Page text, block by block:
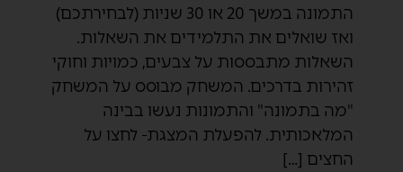
התמונה במשך 20 או 30 שניות (לבחירתכם)
ואז שואלים את התלמידים את השאלות.
השאלות מתבססות על צבעים, כמויות וחוקי
זהירות בדרכים. המשחק מבוסס על המשחק
"מה בתמונה" והתמונות נעשו בבינה
המלאכותית. להפעלת המצגת- לחצו על
החצים […]